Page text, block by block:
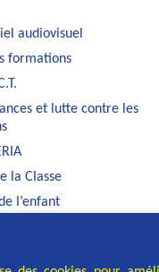
audiovisuel
formations
et lutte contre les
la Classe
l’enfant
COCOF